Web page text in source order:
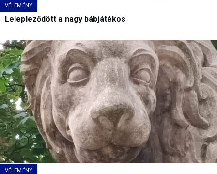
VÉLEMÉNY
Lelepleződött a nagy bábjátékos
VÉLEMÉNY